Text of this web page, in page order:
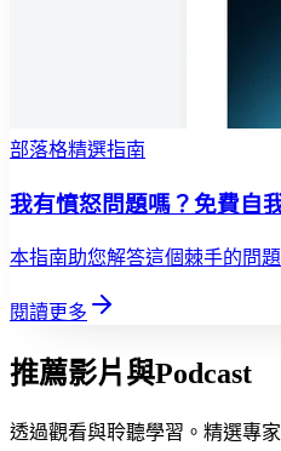
部落格精選指南
我有憤怒問題嗎？免費自
本指南助您解答這個棘手的問
閱讀更多
推薦影片與Podcast
透過觀看與聆聽學習。精選專